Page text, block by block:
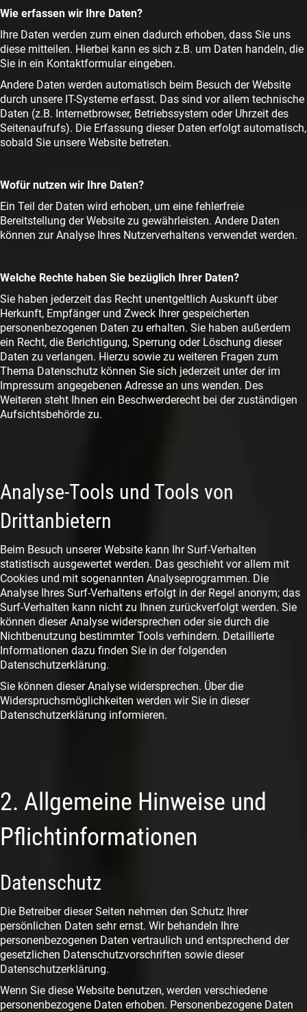
Wie erfassen wir Ihre Daten?
Ihre Daten werden zum einen dadurch erhoben, dass Sie uns
diese mitteilen. Hierbei kann es sich z.B. um Daten handeln, die
Sie in ein Kontaktformular eingeben.
Andere Daten werden automatisch beim Besuch der Website
durch unsere IT-Systeme erfasst. Das sind vor allem technische
Daten (z.B. Internetbrowser, Betriebssystem oder Uhrzeit des
Seitenaufrufs). Die Erfassung dieser Daten erfolgt automatisch,
sobald Sie unsere Website betreten.
Wofür nutzen wir Ihre Daten?
Ein Teil der Daten wird erhoben, um eine fehlerfreie
Bereitstellung der Website zu gewährleisten. Andere Daten
können zur Analyse Ihres Nutzerverhaltens verwendet werden.
Welche Rechte haben Sie bezüglich Ihrer Daten?
Sie haben jederzeit das Recht unentgeltlich Auskunft über
Herkunft, Empfänger und Zweck Ihrer gespeicherten
personenbezogenen Daten zu erhalten. Sie haben außerdem
ein Recht, die Berichtigung, Sperrung oder Löschung dieser
Daten zu verlangen. Hierzu sowie zu weiteren Fragen zum
Thema Datenschutz können Sie sich jederzeit unter der im
Impressum angegebenen Adresse an uns wenden. Des
Weiteren steht Ihnen ein Beschwerderecht bei der zuständigen
Aufsichtsbehörde zu.
Analyse-Tools und Tools von
Drittanbietern
Beim Besuch unserer Website kann Ihr Surf-Verhalten
statistisch ausgewertet werden. Das geschieht vor allem mit
Cookies und mit sogenannten Analyseprogrammen. Die
Analyse Ihres Surf-Verhaltens erfolgt in der Regel anonym; das
Surf-Verhalten kann nicht zu Ihnen zurückverfolgt werden. Sie
können dieser Analyse widersprechen oder sie durch die
Nichtbenutzung bestimmter Tools verhindern. Detaillierte
Informationen dazu finden Sie in der folgenden
Datenschutzerklärung.
Sie können dieser Analyse widersprechen. Über die
Widerspruchsmöglichkeiten werden wir Sie in dieser
Datenschutzerklärung informieren.
2. Allgemeine Hinweise und
Pflichtinformationen
Datenschutz
Die Betreiber dieser Seiten nehmen den Schutz Ihrer
persönlichen Daten sehr ernst. Wir behandeln Ihre
personenbezogenen Daten vertraulich und entsprechend der
gesetzlichen Datenschutzvorschriften sowie dieser
Datenschutzerklärung.
Wenn Sie diese Website benutzen, werden verschiedene
personenbezogene Daten erhoben. Personenbezogene Daten